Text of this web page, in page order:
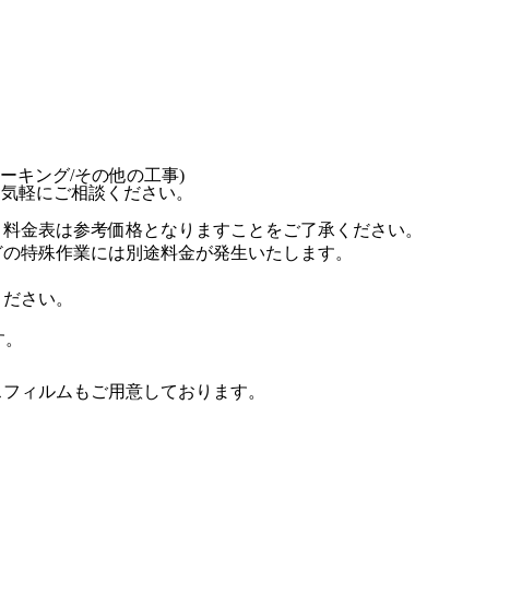
キング/その他の工事)
軽にご相談ください。
料金表は参考価格となりますことをご了承ください。
特殊作業には別途料金が発生いたします。
さい。
ィルムもご用意しております。